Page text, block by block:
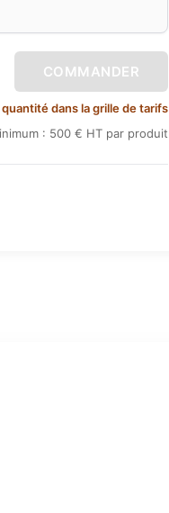
COMMANDER
dans la grille de tarifs
: 500 € HT par produit